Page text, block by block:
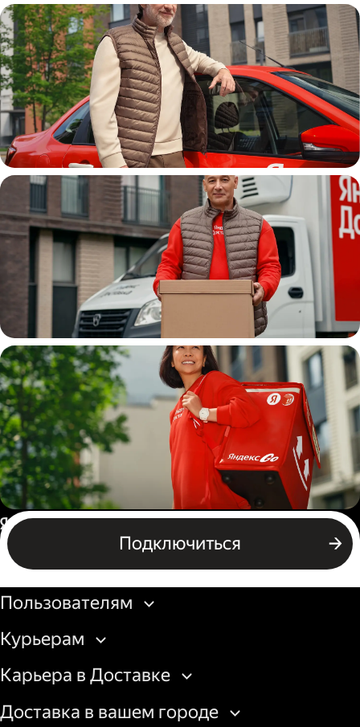
Автокурьер
Водитель
грузовой машины
Пеший курьер
Подключиться
Россия
Бизнесу
Пользователям
Курьерам
Карьера в Доставке
Доставка в вашем городе